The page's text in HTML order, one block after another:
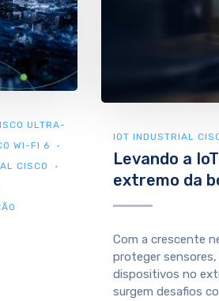
ULTRA-
WI-FI 6
CISCO
IOT INDUSTRIAL
Levando a
extremo da
Com a crescente
proteger
dispositivos no
surgem desafios